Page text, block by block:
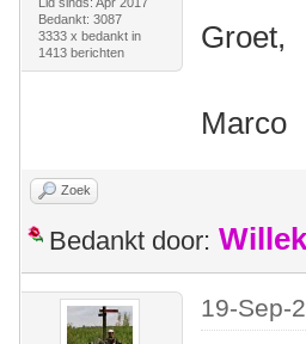
Bedankt: 3087
3333 x bedankt in
1413 berichten
Groet,
Marco
Zoek
Bedankt door:
19-Sep-